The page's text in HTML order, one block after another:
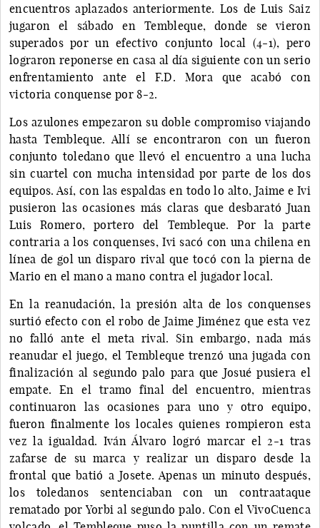
encuentros aplazados anteriormente. Los de Luis Saiz
jugaron el sábado en Tembleque, donde se vieron
superados por un efectivo conjunto local (4-1), pero
lograron reponerse en casa al día siguiente con un serio
enfrentamiento ante el F.D. Mora que acabó con
victoria conquense por 8-2.
Los azulones empezaron su doble compromiso viajando
hasta Tembleque. Allí se encontraron con un fueron
conjunto toledano que llevó el encuentro a una lucha
sin cuartel con mucha intensidad por parte de los dos
equipos. Así, con las espaldas en todo lo alto, Jaime e Ivi
pusieron las ocasiones más claras que desbarató Juan
Luis Romero, portero del Tembleque. Por la parte
contraria a los conquenses, Ivi sacó con una chilena en
línea de gol un disparo rival que tocó con la pierna de
Mario en el mano a mano contra el jugador local.
En la reanudación, la presión alta de los conquenses
surtió efecto con el robo de Jaime Jiménez que esta vez
no falló ante el meta rival. Sin embargo, nada más
reanudar el juego, el Tembleque trenzó una jugada con
finalización al segundo palo para que Josué pusiera el
empate. En el tramo final del encuentro, mientras
continuaron las ocasiones para uno y otro equipo,
fueron finalmente los locales quienes rompieron esta
vez la igualdad. Iván Álvaro logró marcar el 2-1 tras
zafarse de su marca y realizar un disparo desde la
frontal que batió a Josete. Apenas un minuto después,
los toledanos sentenciaban con un contraataque
rematado por Yorbi al segundo palo. Con el VivoCuenca